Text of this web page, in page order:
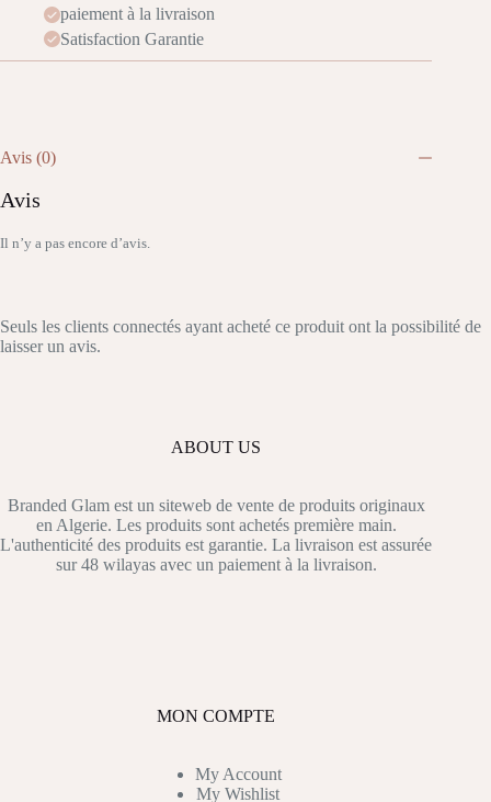
paiement à la livraison
Satisfaction Garantie
Avis (0)
Avis
Il n’y a pas encore d’avis.
Seuls les clients connectés ayant acheté ce produit ont la possibilité de
laisser un avis.
ABOUT US
Branded Glam est un siteweb de vente de produits originaux
en Algerie. Les produits sont achetés première main.
L'authenticité des produits est garantie. La livraison est assurée
sur 48 wilayas avec un paiement à la livraison.
MON COMPTE
My Account
My Wishlist